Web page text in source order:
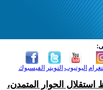
الفيسبوك التويتر اليوتيوب
استقلال الحوار المتمدن،